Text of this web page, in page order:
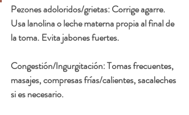
Pezones adoloridos/grietas: Corrige agarre.
Usa lanolina o leche materna propia al final de
la toma. Evita jabones fuertes.
Congestión/Ingurgitación: Tomas frecuentes,
masajes, compresas frías/calientes, sacaleches
si es necesario.